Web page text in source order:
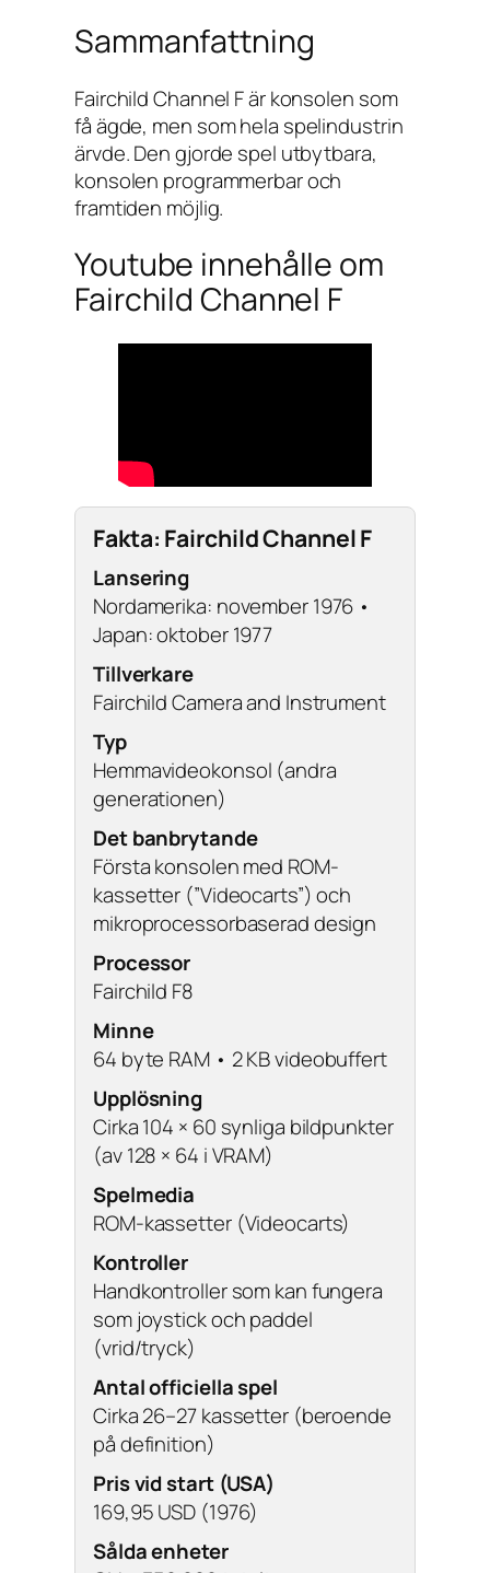
Sammanfattning
Fairchild Channel F är konsolen som
få ägde, men som hela spelindustrin
ärvde. Den gjorde spel utbytbara,
konsolen programmerbar och
framtiden möjlig.
Youtube innehålle om
Fairchild Channel F
Fakta: Fairchild Channel F
Lansering
Nordamerika: november 1976 •
Japan: oktober 1977
Tillverkare
Fairchild Camera and Instrument
Typ
Hemmavideokonsol (andra
generationen)
Det banbrytande
Första konsolen med ROM-
kassetter (”Videocarts”) och
mikroprocessorbaserad design
Processor
Fairchild F8
Minne
64 byte RAM • 2 KB videobuffert
Upplösning
Cirka 104 × 60 synliga bildpunkter
(av 128 × 64 i VRAM)
Spelmedia
ROM-kassetter (Videocarts)
Kontroller
Handkontroller som kan fungera
som joystick och paddel
(vrid/tryck)
Antal officiella spel
Cirka 26–27 kassetter (beroende
på definition)
Pris vid start (USA)
169,95 USD (1976)
Sålda enheter